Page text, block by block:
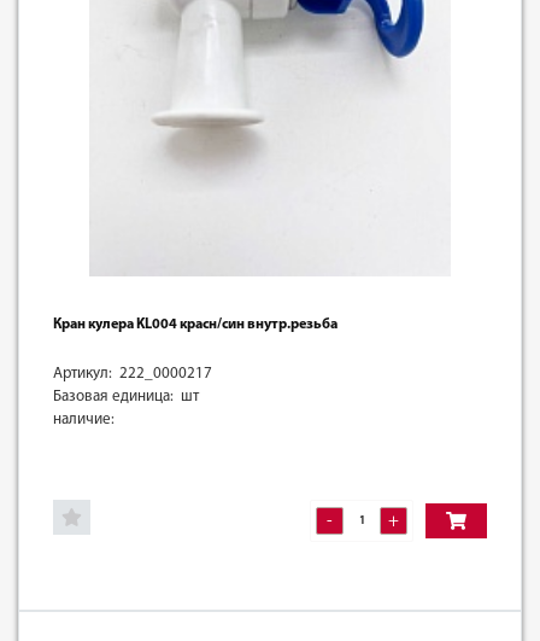
Кран кулера KL004 красн/син внутр.резьба
Артикул: 222_0000217
Базовая единица: шт
наличие:
- +